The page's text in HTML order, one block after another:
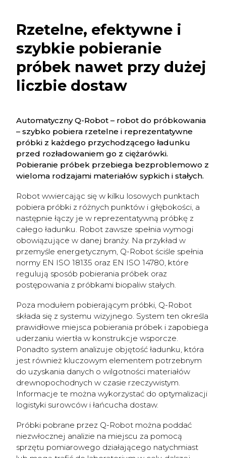
Rzetelne, efektywne i
szybkie pobieranie
próbek nawet przy dużej
liczbie dostaw
Automatyczny Q-Robot – robot do próbkowania
– szybko pobiera rzetelne i reprezentatywne
próbki z każdego przychodzącego ładunku
przed rozładowaniem go z ciężarówki.
Pobieranie próbek przebiega bezproblemowo z
wieloma rodzajami materiałów sypkich i stałych.
Robot wwiercając się w kilku losowych punktach
pobiera próbki z różnych punktów i głębokości, a
następnie łączy je w reprezentatywną próbkę z
całego ładunku. Robot zawsze spełnia wymogi
obowiązujące w danej branży. Na przykład w
przemyśle energetycznym, Q-Robot ściśle spełnia
normy EN ISO 18135 oraz EN ISO 14780, które
regulują sposób pobierania próbek oraz
postępowania z próbkami biopaliw stałych.
Poza modułem pobierającym próbki, Q-Robot
składa się z systemu wizyjnego. System ten określa
prawidłowe miejsca pobierania próbek i zapobiega
uderzaniu wiertła w konstrukcje wsporcze.
Ponadto system analizuje objętość ładunku, która
jest również kluczowym elementem potrzebnym
do uzyskania danych o wilgotności materiałów
drewnopochodnych w czasie rzeczywistym.
Informacje te można wykorzystać do optymalizacji
logistyki surowców i łańcucha dostaw.
Próbki pobrane przez Q-Robot można poddać
niezwłocznej analizie na miejscu za pomocą
sprzętu pomiarowego działającego natychmiast